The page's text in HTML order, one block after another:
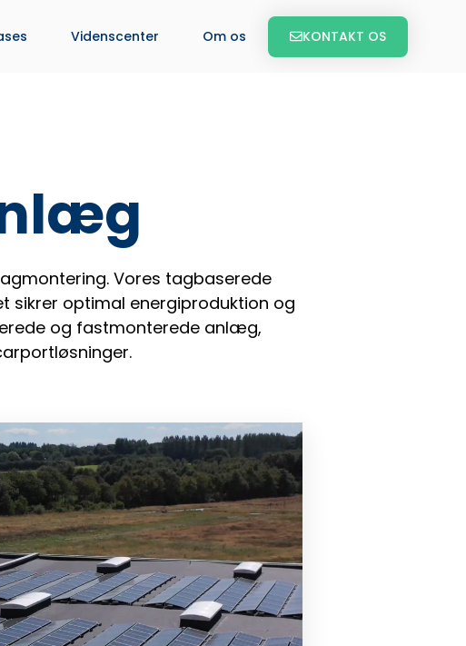
Videnscenter Om os KONTAKT OS
Vores tagbaserede
sikrer optimal energiproduktion og
og fastmonterede anlæg,